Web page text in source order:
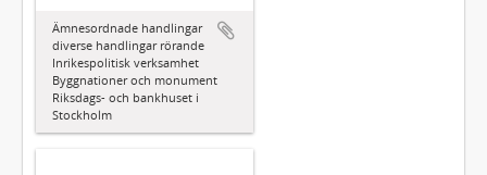
Ämnesordnade handlingar 
diverse handlingar rörande
Inrikespolitisk verksamhet 
Byggnationer och monument 
Riksdags- och bankhuset i
Stockholm